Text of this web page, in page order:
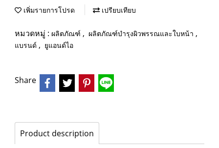
เพิ่มรายการโปรด เปรียบเทียบ
หมวดหมู่ : ผลิตภัณฑ์ , ผลิตภัณฑ์บำรุงผิวพรรณและใบหน้า ,
แบรนด์ , ยูแอนด์ไอ
Share
Product description